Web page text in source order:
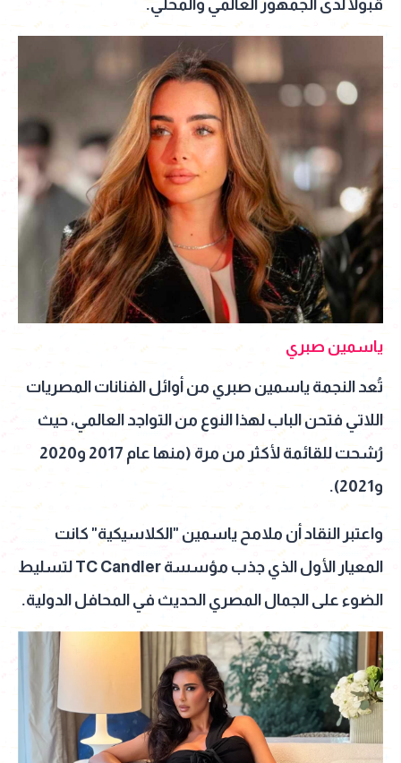
قبولاً لدى الجمهور العالمي والمحلي.
ياسمين صبري
تُعد النجمة ياسمين صبري من أوائل الفنانات المصريات
اللاتي فتحن الباب لهذا النوع من التواجد العالمي، حيث
رُشحت للقائمة لأكثر من مرة (منها عام 2017 و2020
و2021).
واعتبر النقاد أن ملامح ياسمين "الكلاسيكية" كانت
المعيار الأول الذي جذب مؤسسة TC Candler لتسليط
الضوء على الجمال المصري الحديث في المحافل الدولية.